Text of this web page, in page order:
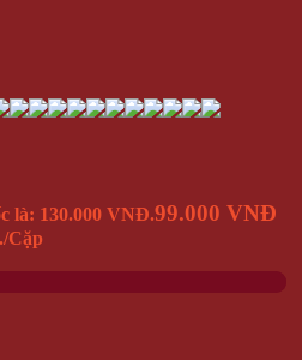
là: 130.000 VNĐ.99.000 VNĐ
/Cặp